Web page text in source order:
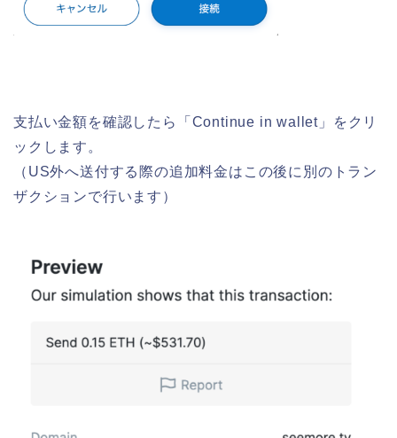
支払い金額を確認したら「Continue in wallet」をクリ
ックします。
（US外へ送付する際の追加料金はこの後に別のトラン
ザクションで行います）